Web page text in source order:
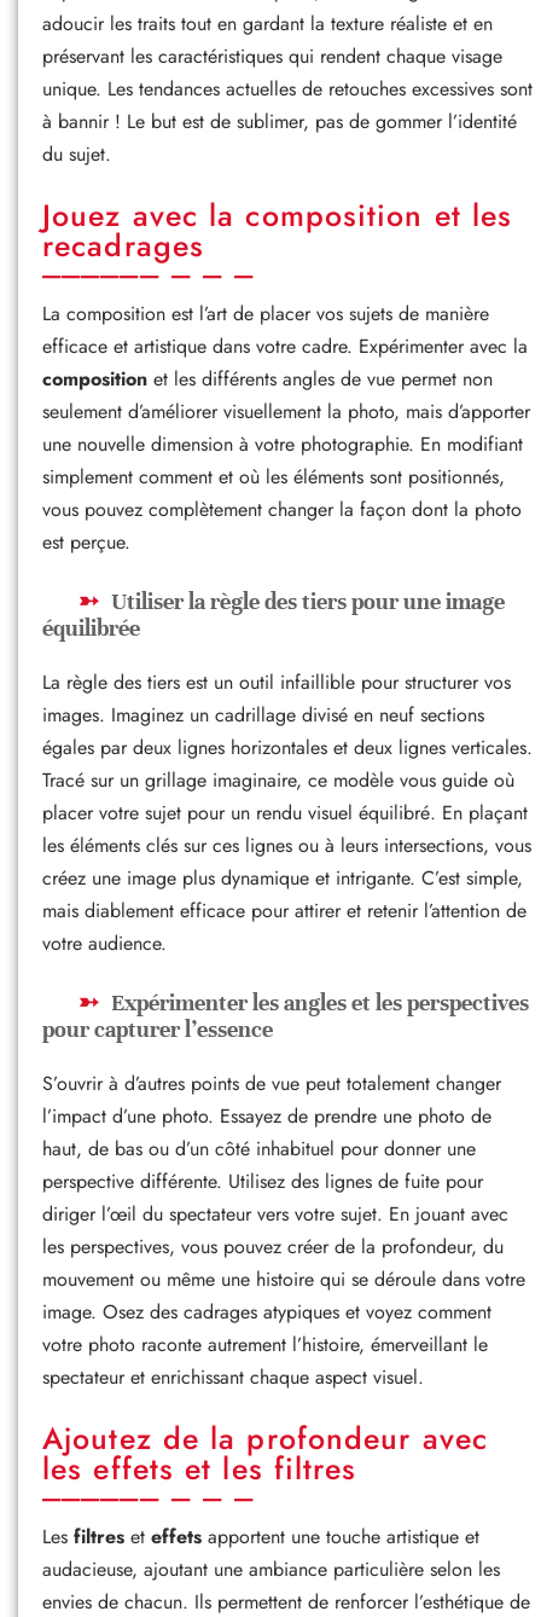
adoucir les traits tout en gardant la texture réaliste et en
préservant les caractéristiques qui rendent chaque visage
unique. Les tendances actuelles de retouches excessives sont
à bannir ! Le but est de sublimer, pas de gommer l’identité
du sujet.
Jouez avec la composition et les
recadrages
La composition est l’art de placer vos sujets de manière
efficace et artistique dans votre cadre. Expérimenter avec la
composition et les différents angles de vue permet non
seulement d’améliorer visuellement la photo, mais d’apporter
une nouvelle dimension à votre photographie. En modifiant
simplement comment et où les éléments sont positionnés,
vous pouvez complètement changer la façon dont la photo
est perçue.
Utiliser la règle des tiers pour une image
équilibrée
La règle des tiers est un outil infaillible pour structurer vos
images. Imaginez un cadrillage divisé en neuf sections
égales par deux lignes horizontales et deux lignes verticales.
Tracé sur un grillage imaginaire, ce modèle vous guide où
placer votre sujet pour un rendu visuel équilibré. En plaçant
les éléments clés sur ces lignes ou à leurs intersections, vous
créez une image plus dynamique et intrigante. C’est simple,
mais diablement efficace pour attirer et retenir l’attention de
votre audience.
Expérimenter les angles et les perspectives
pour capturer l’essence
S’ouvrir à d’autres points de vue peut totalement changer
l’impact d’une photo. Essayez de prendre une photo de
haut, de bas ou d’un côté inhabituel pour donner une
perspective différente. Utilisez des lignes de fuite pour
diriger l’œil du spectateur vers votre sujet. En jouant avec
les perspectives, vous pouvez créer de la profondeur, du
mouvement ou même une histoire qui se déroule dans votre
image. Osez des cadrages atypiques et voyez comment
votre photo raconte autrement l’histoire, émerveillant le
spectateur et enrichissant chaque aspect visuel.
Ajoutez de la profondeur avec
les effets et les filtres
Les filtres et effets apportent une touche artistique et
audacieuse, ajoutant une ambiance particulière selon les
envies de chacun. Ils permettent de renforcer l’esthétique de